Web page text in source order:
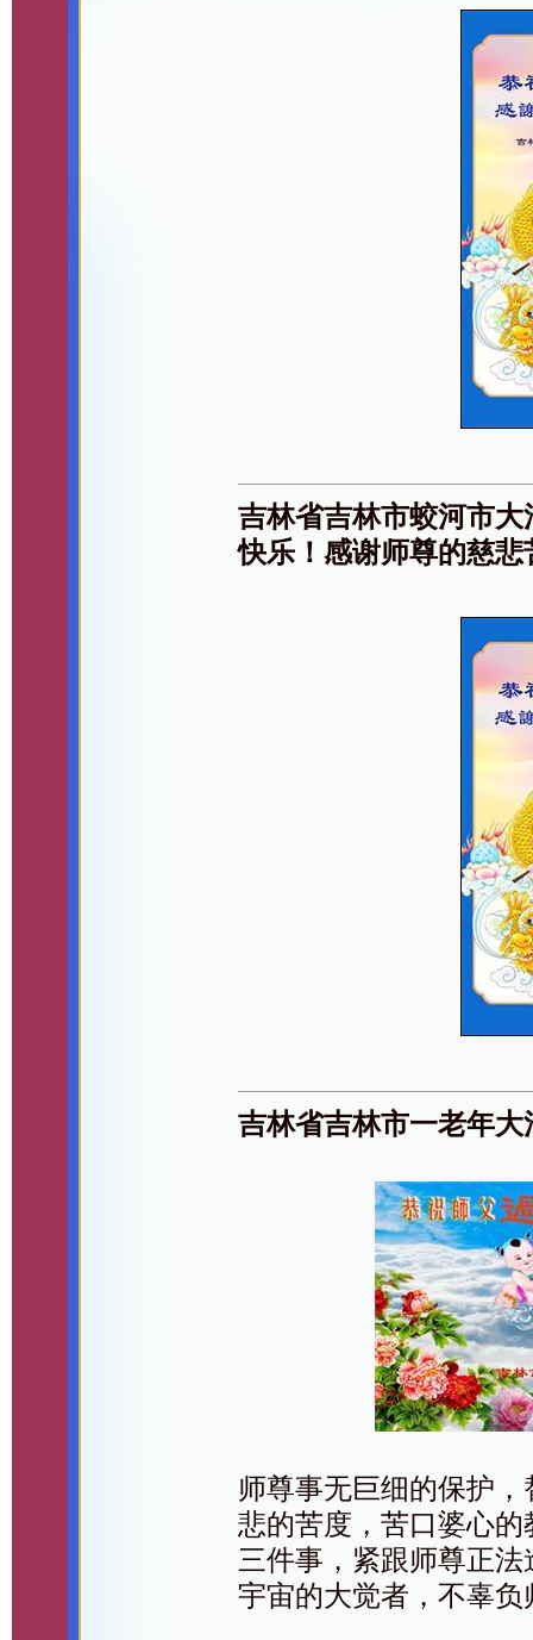
吉林省吉林市蛟河市
快乐！感谢师尊的慈悲
吉林省吉林市一老年
师尊事无巨细的保护
悲的苦度，苦口婆心
三件事，紧跟师尊正
宇宙的大觉者，不辜负